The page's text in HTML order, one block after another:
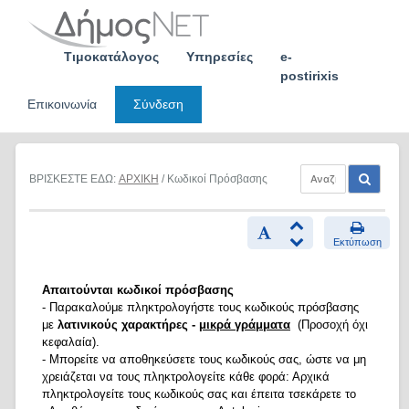
Τιμοκατάλογος Υπηρεσίες
e-
postirixis
Επικοινωνία
Σύνδεση
ΒΡΙΣΚΕΣΤΕ ΕΔΩ: ΑΡΧΙΚΗ / Κωδικοί Πρόσβασης
Εκτύπωση
Απαιτούνται κωδικοί πρόσβασης
- Παρακαλούμε πληκτρολογήστε τους κωδικούς πρόσβασης
με λατινικούς χαρακτήρες - μικρά γράμματα (Προσοχή όχι
κεφαλαία).
- Μπορείτε να αποθηκεύσετε τους κωδικούς σας, ώστε να μη
χρειάζεται να τους πληκτρολογείτε κάθε φορά: Αρχικά
πληκτρολογείτε τους κωδικούς σας και έπειτα τσεκάρετε το